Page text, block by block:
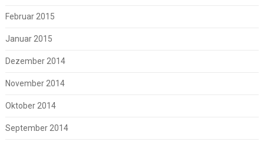
Februar 2015
Januar 2015
Dezember 2014
November 2014
Oktober 2014
September 2014